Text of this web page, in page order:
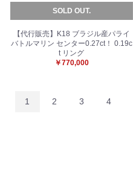
SOLD OUT.
【代行販売】K18 ブラジル産パライ
バトルマリン センター0.27ct！ 0.19c
t リング
￥770,000
1 2 3 4